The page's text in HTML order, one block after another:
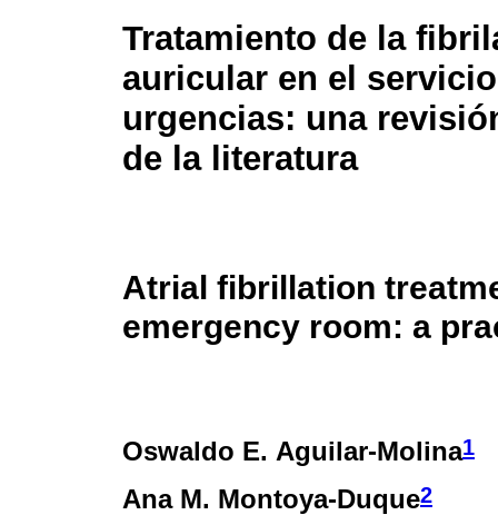
Tratamiento de la
auricular en el
urgencias: una
de la literatura
Atrial fibrillation
emergency room: a
Oswaldo E. Aguilar-Molina1
Ana M. Montoya-Duque2